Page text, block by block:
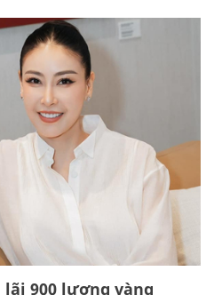
lãi 900 lượng vàng